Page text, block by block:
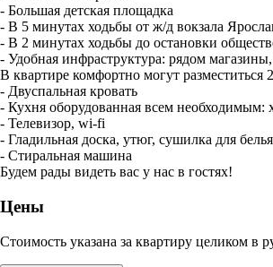
- Бoльшая дeтcкая плoщaдкa
- В 5 минутах ходьбы от ж/д вокзала
- В 2 минутах ходьбы до остановки
- Удобная инфраструктура: рядом
В квартире комфортно могут разместиться
- Двуспальная кровать
- Кухня оборудованная всем
- Телевизор, wi-fi
- Гладильная доска, утюг, сушилка для белья
- Стиральная машина
Будем рады видеть вас у нас в гостях!
Цены
Стоимость указана за квартиру целиком в